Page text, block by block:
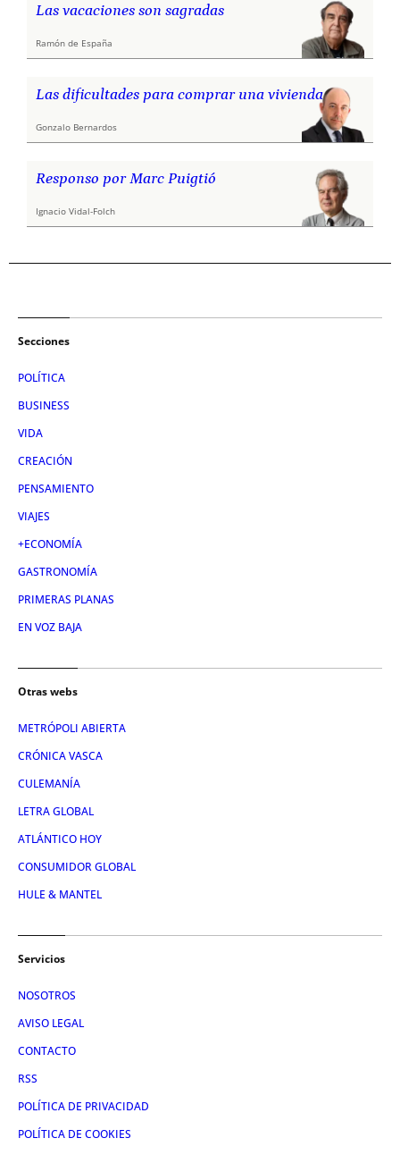
Las vacaciones son sagradas
Ramón de España
Las dificultades para comprar una vivienda
Gonzalo Bernardos
Responso por Marc Puigtió
Ignacio Vidal-Folch
Secciones
POLÍTICA
BUSINESS
VIDA
CREACIÓN
PENSAMIENTO
VIAJES
+ECONOMÍA
GASTRONOMÍA
PRIMERAS PLANAS
EN VOZ BAJA
Otras webs
METRÓPOLI ABIERTA
CRÓNICA VASCA
CULEMANÍA
LETRA GLOBAL
ATLÁNTICO HOY
CONSUMIDOR GLOBAL
HULE & MANTEL
Servicios
NOSOTROS
AVISO LEGAL
CONTACTO
RSS
POLÍTICA DE PRIVACIDAD
POLÍTICA DE COOKIES